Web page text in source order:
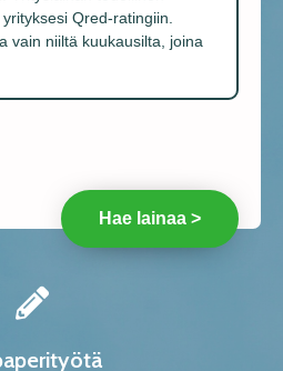
Qred-ratingiin.
vain niiltä kuukausilta, joina